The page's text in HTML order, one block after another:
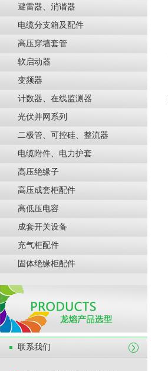
避雷器、消谐器
电缆分支箱及配件
高压穿墙套管
软启动器
变频器
计数器、在线监测器
光伏并网系列
二极管、可控硅、整流器
电缆附件、电力护套
高压绝缘子
高压成套柜配件
高低压电容
成套开关设备
充气柜配件
固体绝缘柜配件
联系我们